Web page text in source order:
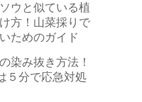
ウと似ている植
方！山菜採りで
ためのガイド
染み抜き方法！
５分で応急対処